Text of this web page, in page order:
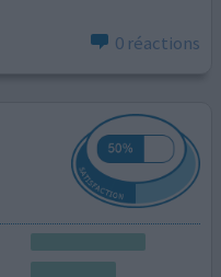
0 réactions